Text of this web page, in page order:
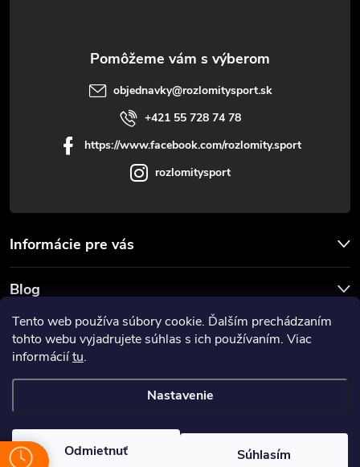
Tento web používa súbory cookie. Ďalším prechádzaním
tohto webu vyjadrujete súhlas s ich používaním. Viac
informáciítu.
Nastavenie
Odmietnuť Súhlasím
objednavky@rozlomitysport.sk
+421 55 728 74 78
https://www.facebook.com/rozlomity.sport
rozlomitysport
Informácie pre vás
Blog
Prijímame online platby
Rozlomitysport. Všetky práva vyhradené.